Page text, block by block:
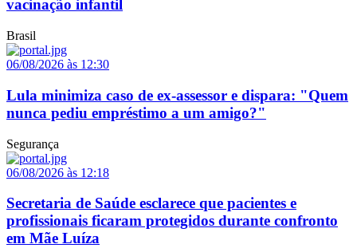
vacinação infantil
Brasil
06/08/2026 às 12:30
Lula minimiza caso de ex-assessor e dispara: "Quem
nunca pediu empréstimo a um amigo?"
Segurança
06/08/2026 às 12:18
Secretaria de Saúde esclarece que pacientes e
profissionais ficaram protegidos durante confronto
em Mãe Luíza